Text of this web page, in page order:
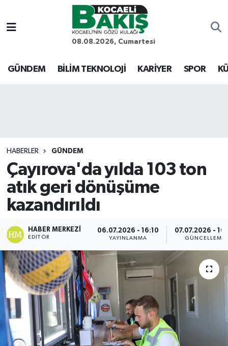
08.08.2026, Cumartesi
GÜNDEM BİLİM TEKNOLOJİ KARİYER SPOR
HABERLER GÜNDEM
Çayırova'da yılda 103 ton
atık geri dönüşüme
kazandırıldı
HABER MERKEZI
EDITÖR
06.07.2026 - 16:10
YAYINLANMA
07.07.2026 -
GÜNCELLEME
Kocaeli Nöbetçi Eczaneler
Kocaeli Hava Durumu
Son Dakika Haberleri
Haber Arşivi